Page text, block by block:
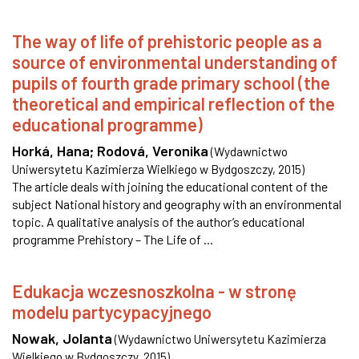
The way of life of prehistoric people as a
source of environmental understanding of
pupils of fourth grade primary school (the
theoretical and empirical reflection of the
educational programme)
Horká, Hana; Rodová, Veronika (Wydawnictwo
Uniwersytetu Kazimierza Wielkiego w Bydgoszczy, 2015)
The article deals with joining the educational content of the
subject National history and geography with an environmental
topic. A qualitative analysis of the author’s educational
programme Prehistory – The Life of ...
Edukacja wczesnoszkolna - w stronę
modelu partycypacyjnego
Nowak, Jolanta (Wydawnictwo Uniwersytetu Kazimierza